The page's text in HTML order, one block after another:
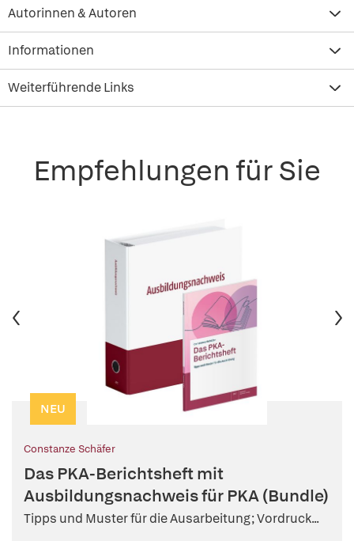
Autorinnen & Autoren
Informationen
Weiterführende Links
Empfehlungen für Sie
NEU
Constanze Schäfer
Das PKA-Berichtsheft mit
Ausbildungsnachweis für PKA (Bundle)
Tipps und Muster für die Ausarbeitung; Vordruck...